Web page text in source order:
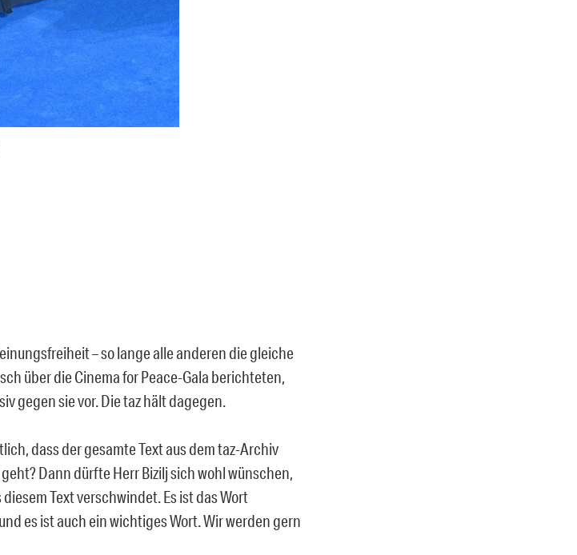
– so lange alle anderen die gleiche
über die Cinema for Peace-Gala berichteten,
gegen sie vor. Die taz hält dagegen.
dass der gesamte Text aus dem taz-Archiv
Dann dürfte Herr Bizilj sich wohl wünschen,
Text verschwindet. Es ist das Wort
es ist auch ein wichtiges Wort. Wir werden gern